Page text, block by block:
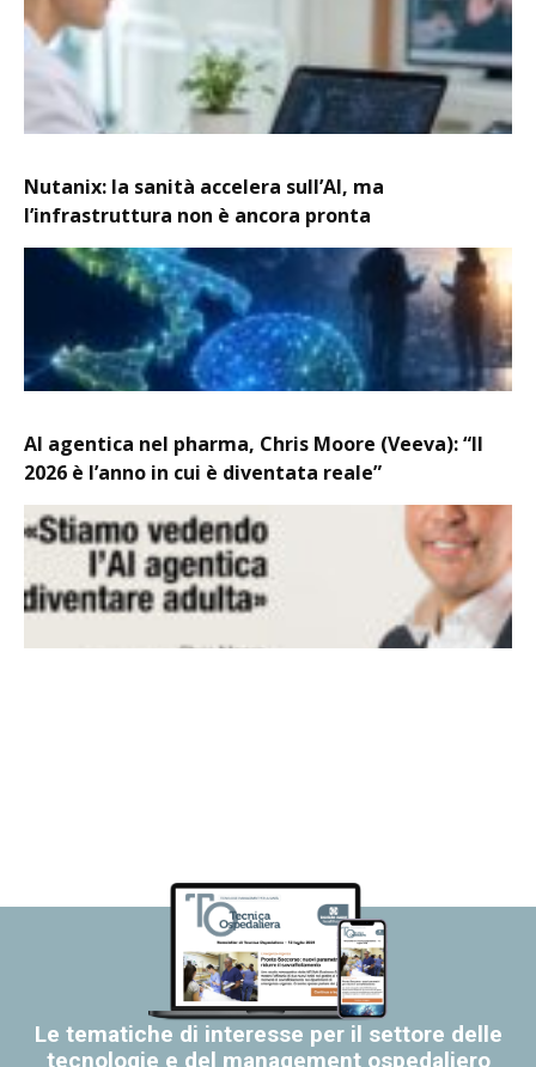
Nutanix: la sanità accelera sull’AI, ma
l’infrastruttura non è ancora pronta
AI agentica nel pharma, Chris Moore (Veeva): “Il
2026 è l’anno in cui è diventata reale”
Le tematiche di interesse per il settore delle
tecnologie e del management ospedaliero